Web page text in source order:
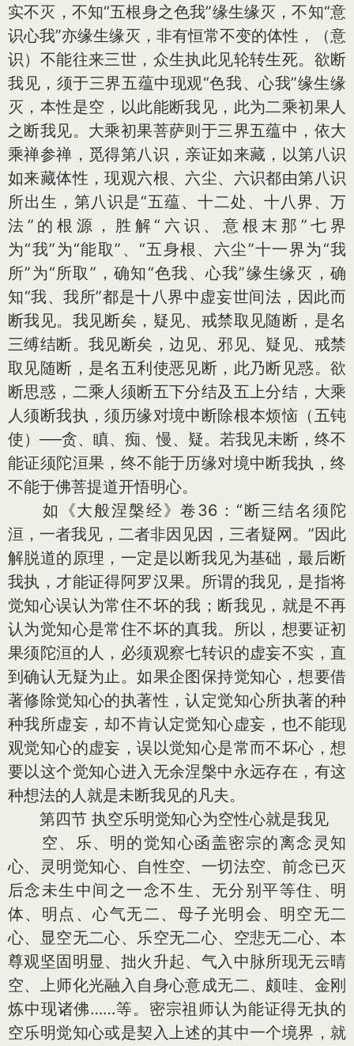
实不灭，不知“五根身之色我”缘生缘灭，不知“意
识心我”亦缘生缘灭，非有恒常不变的体性，（意
识）不能往来三世，众生执此见轮转生死。欲断
我见，须于三界五蕴中现观“色我、心我”缘生缘
灭，本性是空，以此能断我见，此为二乘初果人
之断我见。大乘初果菩萨则于三界五蕴中，依大
乘禅参禅，觅得第八识，亲证如来藏，以第八识
如来藏体性，现观六根、六尘、六识都由第八识
所出生，第八识是“五蕴、十二处、十八界、万
法”的根源，胜解“六识、意根末那”七界
为“我”为“能取”、“五身根、六尘”十一界为“我
所”为“所取”，确知“色我、心我”缘生缘灭，确
知“我、我所”都是十八界中虚妄世间法，因此而
断我见。我见断矣，疑见、戒禁取见随断，是名
三缚结断。我见断矣，边见、邪见、疑见、戒禁
取见随断，是名五利使恶见断，此乃断见惑。欲
断思惑，二乘人须断五下分结及五上分结，大乘
人须断我执，须历缘对境中断除根本烦恼（五钝
使）──贪、瞋、痴、慢、疑。若我见未断，终不
能证须陀洹果，终不能于历缘对境中断我执，终
不能于佛菩提道开悟明心。
如《大般涅槃经》卷36：“断三结名须陀
洹，一者我见，二者非因见因，三者疑网。”因此
解脱道的原理，一定是以断我见为基础，最后断
我执，才能证得阿罗汉果。所谓的我见，是指将
觉知心误认为常住不坏的我；断我见，就是不再
认为觉知心是常住不坏的真我。所以，想要证初
果须陀洹的人，必须观察七转识的虚妄不实，直
到确认无疑为止。如果企图保持觉知心，想要借
著修除觉知心的执著性，认定觉知心所执著的种
种我所虚妄，却不肯认定觉知心虚妄，也不能现
观觉知心的虚妄，误以觉知心是常而不坏心，想
要以这个觉知心进入无余涅槃中永远存在，有这
种想法的人就是未断我见的凡夫。
第四节 执空乐明觉知心为空性心就是我见
空、乐、明的觉知心函盖密宗的离念灵知
心、灵明觉知心、自性空、一切法空、前念已灭
后念未生中间之一念不生、无分别平等住、明
体、明点、心气无二、母子光明会、明空无二
心、显空无二心、乐空无二心、空悲无二心、本
尊观坚固明显、拙火升起、气入中脉所现无云晴
空、上师化光融入自身心意成无二、颇哇、金刚
炼中现诸佛……等。密宗祖师认为能证得无执的
空乐明觉知心或是契入上述的其中一个境界，就